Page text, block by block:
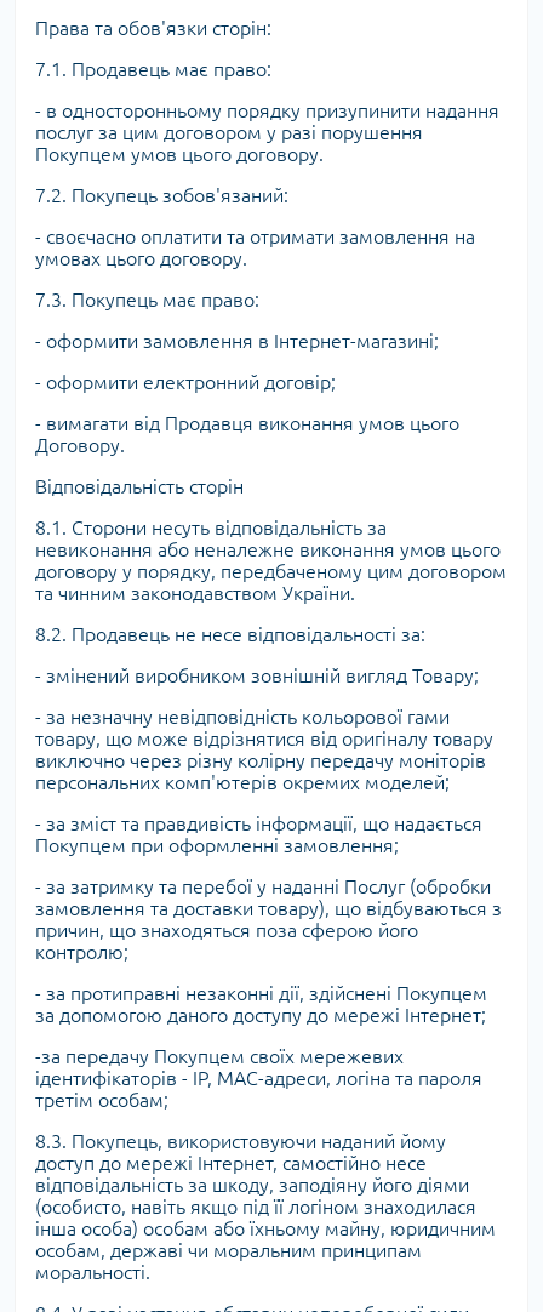
Права та обов'язки сторін:
7.1. Продавець має право:
- в односторонньому порядку призупинити надання
послуг за цим договором у разі порушення
Покупцем умов цього договору.
7.2. Покупець зобов'язаний:
- своєчасно оплатити та отримати замовлення на
умовах цього договору.
7.3. Покупець має право:
- оформити замовлення в Інтернет-магазині;
- оформити електронний договір;
- вимагати від Продавця виконання умов цього
Договору.
Відповідальність сторін
8.1. Сторони несуть відповідальність за
невиконання або неналежне виконання умов цього
договору у порядку, передбаченому цим договором
та чинним законодавством України.
8.2. Продавець не несе відповідальності за:
- змінений виробником зовнішній вигляд Товару;
- за незначну невідповідність кольорової гами
товару, що може відрізнятися від оригіналу товару
виключно через різну колірну передачу моніторів
персональних комп'ютерів окремих моделей;
- за зміст та правдивість інформації, що надається
Покупцем при оформленні замовлення;
- за затримку та перебої у наданні Послуг (обробки
замовлення та доставки товару), що відбуваються з
причин, що знаходяться поза сферою його
контролю;
- за протиправні незаконні дії, здійснені Покупцем
за допомогою даного доступу до мережі Інтернет;
-за передачу Покупцем своїх мережевих
ідентифікаторів - IP, MAC-адреси, логіна та пароля
третім особам;
8.3. Покупець, використовуючи наданий йому
доступ до мережі Інтернет, самостійно несе
відповідальність за шкоду, заподіяну його діями
(особисто, навіть якщо під її логіном знаходилася
інша особа) особам або їхньому майну, юридичним
особам, державі чи моральним принципам
моральності.